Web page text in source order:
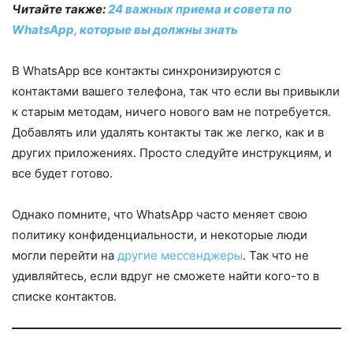
Читайте также:24 важных приема и совета по
WhatsApp, которые вы должны знать
В WhatsApp все контакты синхронизируются с
контактами вашего телефона, так что если вы привыкли
к старым методам, ничего нового вам не потребуется.
Добавлять или удалять контакты так же легко, как и в
других приложениях. Просто следуйте инструкциям, и
все будет готово.
Однако помните, что WhatsApp часто меняет свою
политику конфиденциальности, и некоторые люди
могли перейти на другие мессенджеры. Так что не
удивляйтесь, если вдруг не сможете найти кого-то в
списке контактов.